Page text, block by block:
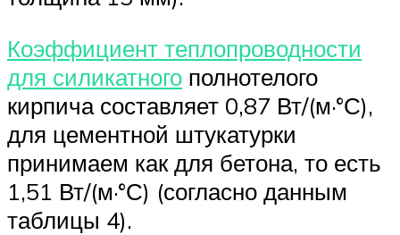
Коэффициент теплопроводности
для силикатного полнотелого
кирпича составляет 0,87 Вт/(м·°С),
для цементной штукатурки
принимаем как для бетона, то есть
1,51 Вт/(м·°С) (согласно данным
таблицы 4).